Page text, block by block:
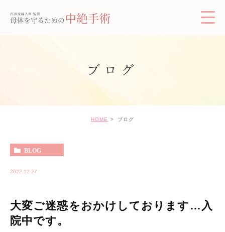
ブログ
HOME ブログ
BLOG
2022.12.27
大変ご迷惑をおかけしております…入
院中です。